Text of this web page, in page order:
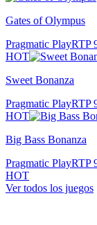
Gates of Olympus
Pragmatic PlayRTP
HOT
Sweet Bonanza
Pragmatic PlayRTP
HOT
Big Bass Bonanza
Pragmatic PlayRTP
HOT
Ver todos los juegos